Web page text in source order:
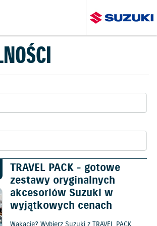
TRAVEL PACK - gotowe
zestawy oryginalnych
akcesoriów Suzuki w
wyjątkowych cenach